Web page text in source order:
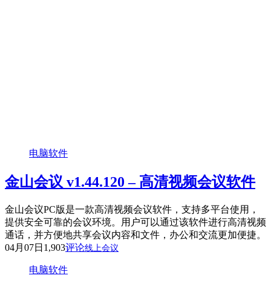
电脑软件
金山会议 v1.44.120 – 高清视频会议软件
金山会议PC版是一款高清视频会议软件，支持多平台使用，
提供安全可靠的会议环境。用户可以通过该软件进行高清视频
通话，并方便地共享会议内容和文件，办公和交流更加便捷。
04月07日 1,903评论线上会议
电脑软件